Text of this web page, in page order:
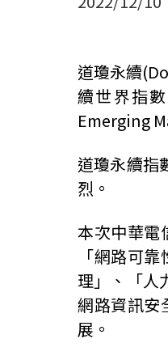
道瓊永續
續世界指數
Emerging
道瓊永續指
烈。
本次中華電
「網路可
理」、「人
網路資訊安
展。